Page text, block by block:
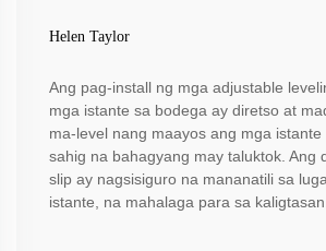
Helen Taylor
Ang pag-install ng mga adjustable
mga istante sa bodega ay diretso at
ma-level nang maayos ang mga
sahig na bahagyang may taluktok. Ang
slip ay nagsisiguro na mananatili sa
istante, na mahalaga para sa